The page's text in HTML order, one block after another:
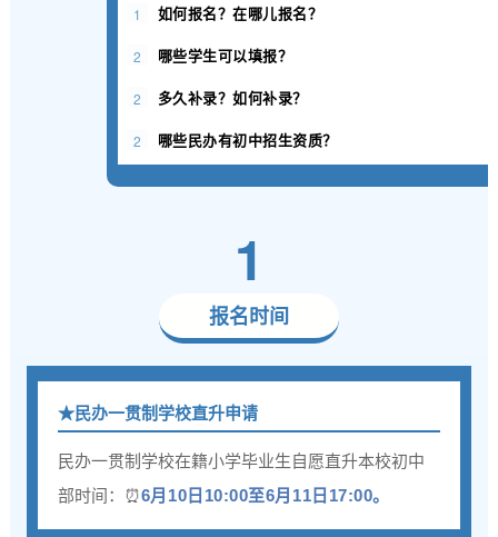
1 如何报名？在哪儿报名？
2 哪些学生可以填报？
2 多久补录？如何补录？
2 哪些民办有初中招生资质？
1
报名时间
★民办一贯制学校直升申请
民办一贯制学校在籍小学毕业生自愿直升本校初中
部时间：⏰6月10日10:00至6月11日17:00。